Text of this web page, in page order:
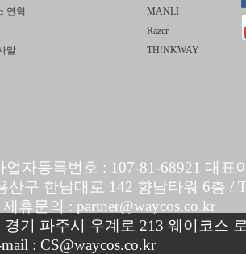
연혁
말
MANLI
Razer
TH!NKWAY
업자등록번호 : 107-81-68921 대표
산구 한남대로 142 향남타워 6층 /
휴문의 : partner@waycos.co.kr
경기 파주시 우계로 213 웨이코스
: CS@waycos.co.kr